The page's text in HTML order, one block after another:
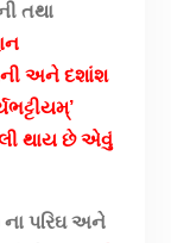
તથા
અને દશાંશ
થાય છે એવું
ના પરિઘ અને